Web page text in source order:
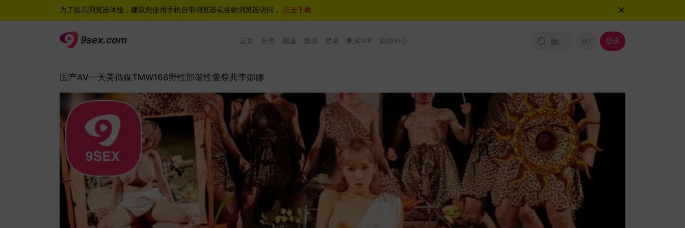
为了提高浏览器体验，建议您使用手机自带浏览器或谷歌浏览器访问， 点击下载
首页 分类 频道 发现 榜单 购买VIP 应用中心 en 登录
国产AV一天美傳媒TMW166野性部落性愛祭典李娜娜